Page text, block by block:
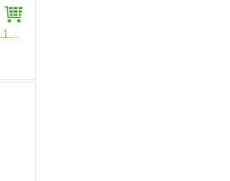
Передпродаж. Очікується 26.11.26